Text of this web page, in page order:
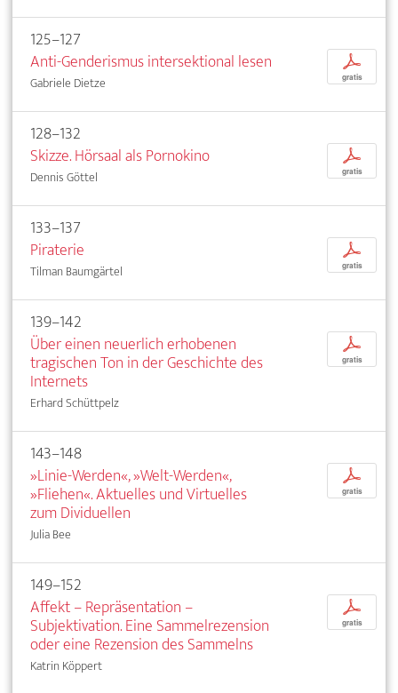
125–127
Anti-Genderismus intersektional lesen
Gabriele Dietze
p
gratis
128–132
Skizze. Hörsaal als Pornokino
Dennis Göttel
p
gratis
133–137
Piraterie
Tilman Baumgärtel
p
gratis
139–142
Über einen neuerlich erhobenen
tragischen Ton in der Geschichte des
Internets
Erhard Schüttpelz
p
gratis
143–148
»Linie-Werden«, »Welt-Werden«,
»Fliehen«. Aktuelles und Virtuelles
zum Dividuellen
Julia Bee
p
gratis
149–152
Affekt – Repräsentation –
Subjektivation. Eine Sammelrezension
oder eine Rezension des Sammelns
Katrin Köppert
p
gratis